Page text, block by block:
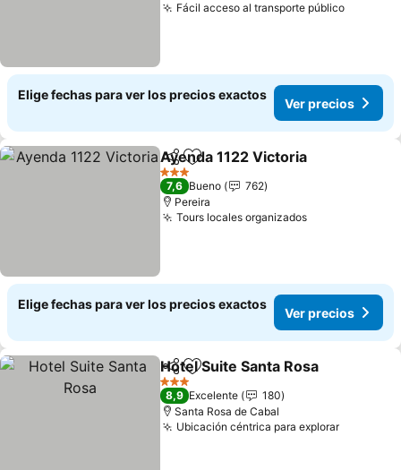
Fácil acceso al transporte público
Elige fechas para ver los precios exactos
Ver precios
CompartirAgregar a favoritos
Ayenda 1122 Victoria
3 Estrellas
7,6 Bueno
762
Pereira
Tours locales organizados
Elige fechas para ver los precios exactos
Ver precios
CompartirAgregar a favoritos
Hotel Suite Santa Rosa
3 Estrellas
8,9 Excelente
180
Santa Rosa de Cabal
Ubicación céntrica para explorar